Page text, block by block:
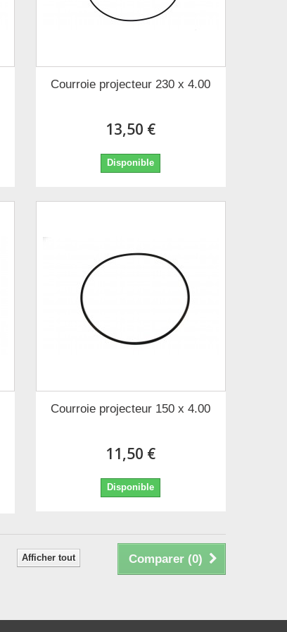
Courroie projecteur 230 x 4.00
13,50 €
Disponible
Courroie projecteur 150 x 4.00
11,50 €
Disponible
Comparer (0)
Afficher tout